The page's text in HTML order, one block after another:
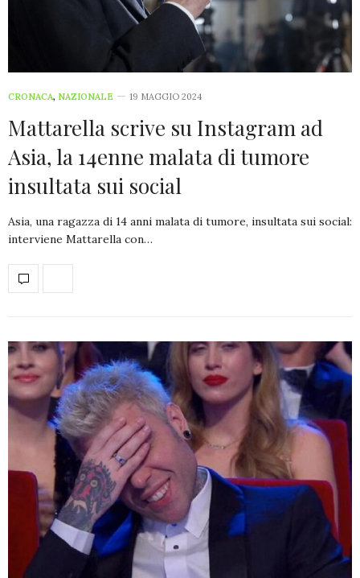
CRONACA, NAZIONALE 19 MAGGIO 2024
Mattarella scrive su Instagram ad
Asia, la 14enne malata di tumore
insultata sui social
Asia, una ragazza di 14 anni malata di tumore, insultata sui social:
interviene Mattarella con…